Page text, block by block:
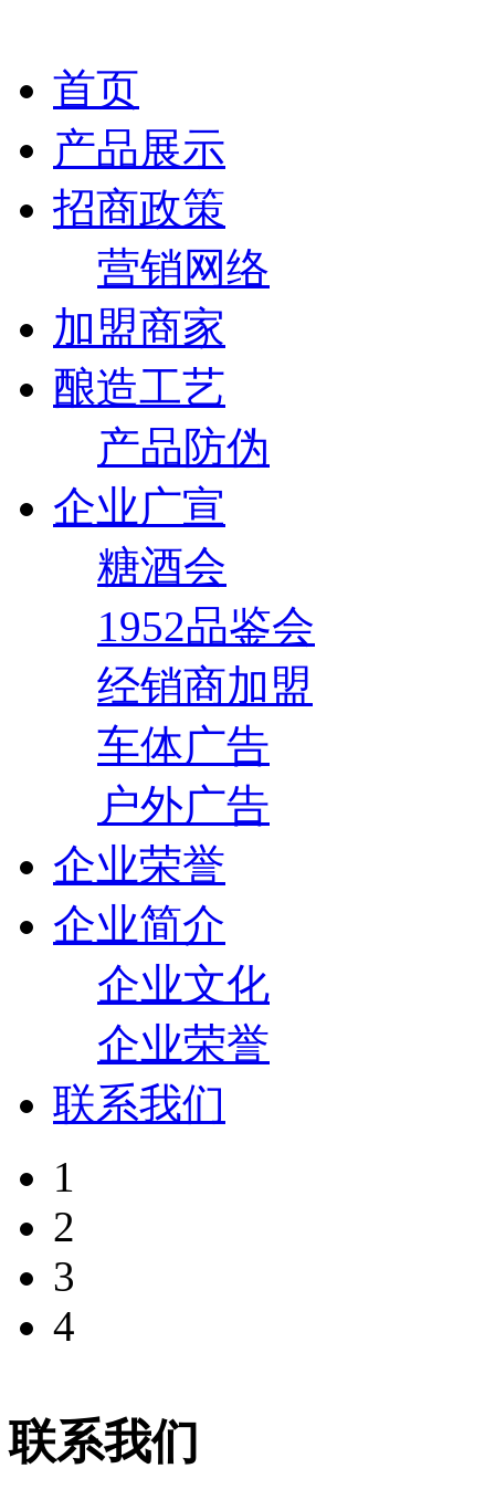
首页
产品展示
招商政策
营销网络
加盟商家
酿造工艺
产品防伪
企业广宣
糖酒会
1952品鉴会
经销商加盟
车体广告
户外广告
企业荣誉
企业简介
企业文化
企业荣誉
联系我们
1
2
3
4
联系我们